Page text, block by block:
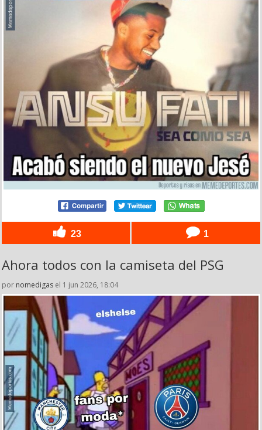
23 1
Ahora todos con la camiseta del PSG
por nomedigas el 1 jun 2026, 18:04